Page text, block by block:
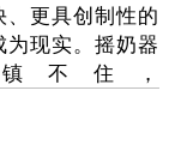
更具创制性的
现实。摇奶器
不住，